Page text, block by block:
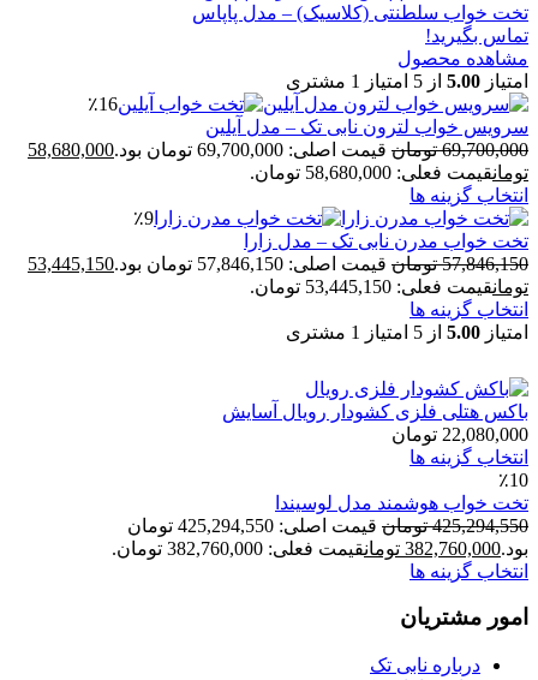
تخت خواب سلطنتی (کلاسیک) – مدل پاپاس
تماس بگیرید!
مشاهده محصول
امتیاز 5.00 از 5 امتیاز 1 مشتری
٪16
سرویس خواب لترون نابی تک – مدل آیلین
69,700,000 تومان قیمت اصلی: 69,700,000 تومان بود.
58,680,000
تومانقیمت فعلی: 58,680,000 تومان.
انتخاب گزینه ها
٪9
تخت خواب مدرن نابی تک – مدل زارا
57,846,150 تومان قیمت اصلی: 57,846,150 تومان بود.
53,445,150
تومانقیمت فعلی: 53,445,150 تومان.
انتخاب گزینه ها
امتیاز 5.00 از 5 امتیاز 1 مشتری
باکس هتلی فلزی کشودار رویال آسایش
22,080,000 تومان
انتخاب گزینه ها
٪10
تخت خواب هوشمند مدل لوسیندا
425,294,550 تومان
قیمت اصلی: 425,294,550 تومان
بود.382,760,000 تومانقیمت فعلی: 382,760,000 تومان.
انتخاب گزینه ها
امور مشتریان
درباره نابی تک